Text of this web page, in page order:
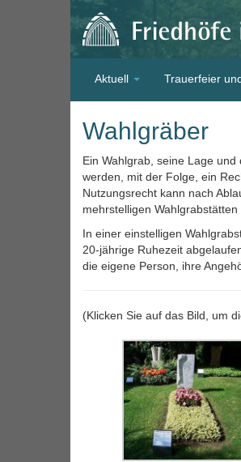
Aktuell Trauerfeier
Wahlgräber
Ein Wahlgrab, seine Lage
werden, mit der Folge, ein
Nutzungsrecht kann nach
mehrstelligen Wahlgrabstätten
In einer einstelligen
20-jährige Ruhezeit
die eigene Person, ihre
(Klicken Sie auf das Bild, um